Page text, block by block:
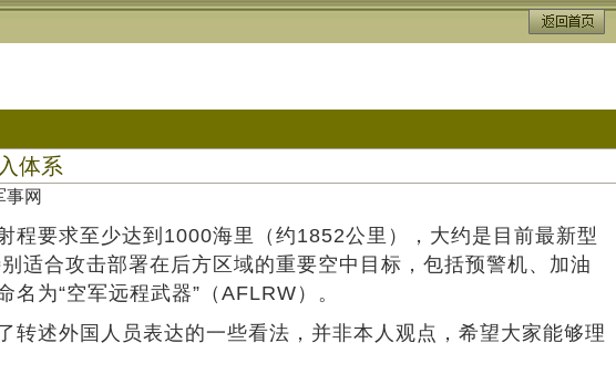
体系
网
要求至少达到1000海里（约1852公里），大约是目前最新型
适合攻击部署在后方区域的重要空中目标，包括预警机、加油
为“空军远程武器”（AFLRW）。
述外国人员表达的一些看法，并非本人观点，希望大家能够理